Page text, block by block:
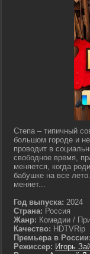
Степа – типичный
большом городе и
проводит в
свободное время,
меняется, когда
бабушке на все
меняет...
Год выпуска: 2024
Страна: Россия
Жанр: Комедии /
Качество: HDTVRip
Премьера в России:
Режиссер: Игорь